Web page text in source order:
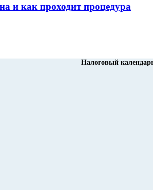
и как проходит процедура
Налоговый